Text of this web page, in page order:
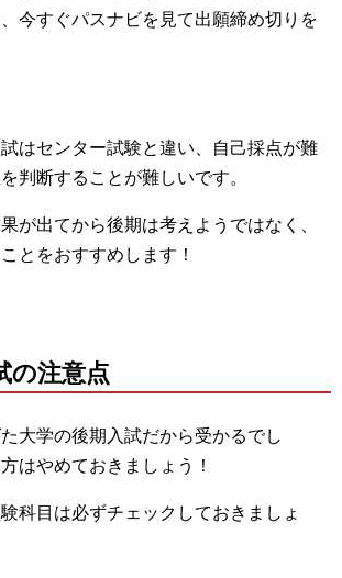
今すぐパスナビを見て出願締め切りを
はセンター試験と違い、自己採点が難
判断することが難しいです。
が出てから後期は考えようではなく、
とをおすすめします！
の注意点
大学の後期入試だから受かるでし
はやめておきましょう！
科目は必ずチェックしておきましょ